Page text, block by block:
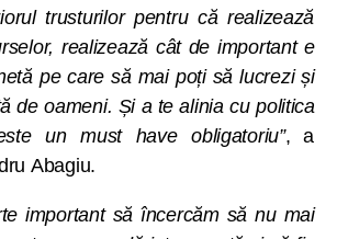
trusturilor pentru că realizează
realizează cât de important e
pe care să mai poți să lucrezi și
de oameni. Și a te alinia cu politica
un must have obligatoriu”, a
Abagiu.
important să încercăm să nu mai